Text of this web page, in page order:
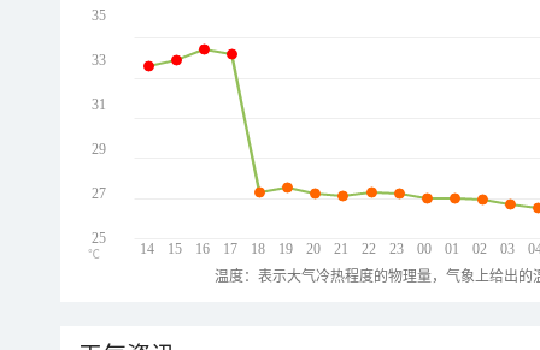
14 15 16 17 18 19 20 21 22 23 00 01 02 03
35
33
31
29
27
25
℃
温度：表示大气冷热程度的物理量，气象上给出